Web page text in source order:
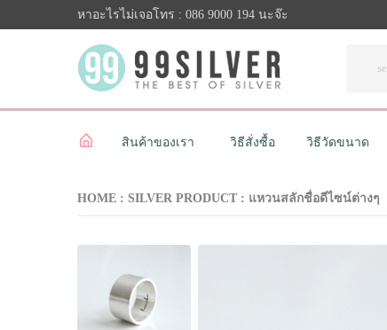
หาอะไรไม่เจอโทร : 086 9000 194 นะจ๊ะ
สินค้าของเรา วิธีสั่งซื้อ วิธีวัดขนาด
HOME : SILVER PRODUCT : แหวนสลักชื่อดีไซน์ต่างๆ